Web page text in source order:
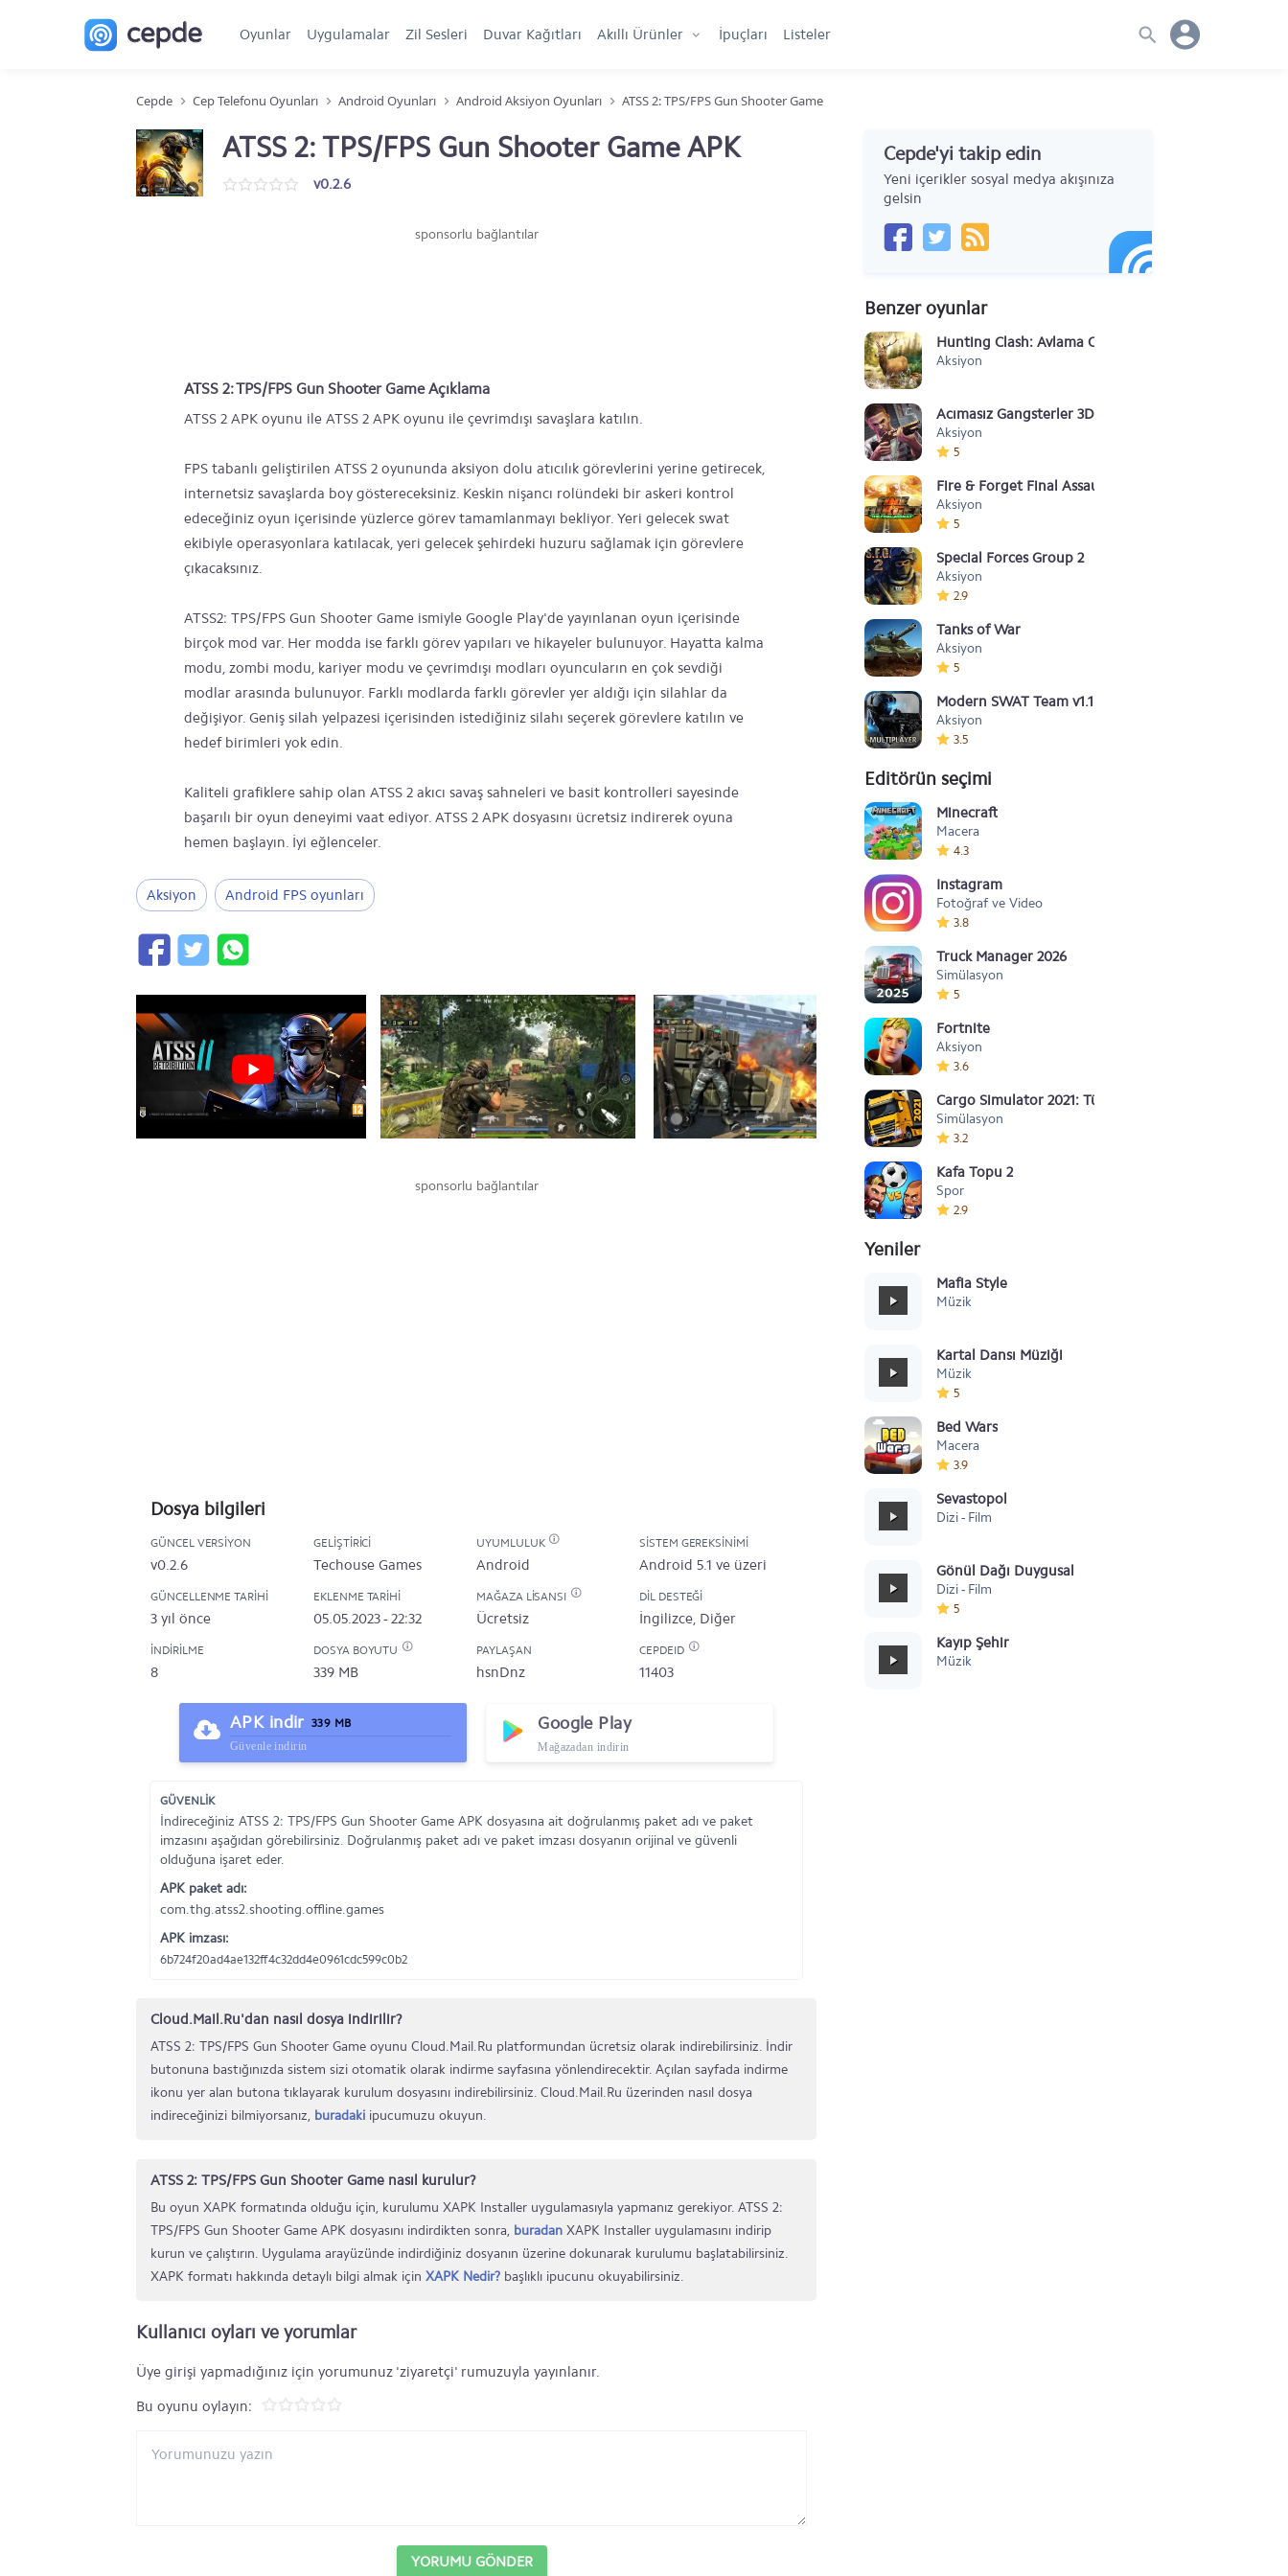
Oyunlar Uygulamalar Zil Sesleri Duvar Kağıtları Akıllı Ürünler İpuçları Listeler
Cepde Cep Telefonu Oyunları Android Oyunları Android Aksiyon Oyunları ATSS 2: TPS/FPS Gun Shooter Game
ATSS 2: TPS/FPS Gun Shooter Game APK
v0.2.6
sponsorlu bağlantılar
ATSS 2: TPS/FPS Gun Shooter Game Açıklama
ATSS 2 APK oyunu ile ATSS 2 APK oyunu ile çevrimdışı savaşlara katılın.
FPS tabanlı geliştirilen ATSS 2 oyununda aksiyon dolu atıcılık görevlerini yerine getirecek,
internetsiz savaşlarda boy göstereceksiniz. Keskin nişancı rolündeki bir askeri kontrol
edeceğiniz oyun içerisinde yüzlerce görev tamamlanmayı bekliyor. Yeri gelecek swat
ekibiyle operasyonlara katılacak, yeri gelecek şehirdeki huzuru sağlamak için görevlere
çıkacaksınız.
ATSS2: TPS/FPS Gun Shooter Game ismiyle Google Play'de yayınlanan oyun içerisinde
birçok mod var. Her modda ise farklı görev yapıları ve hikayeler bulunuyor. Hayatta kalma
modu, zombi modu, kariyer modu ve çevrimdışı modları oyuncuların en çok sevdiği
modlar arasında bulunuyor. Farklı modlarda farklı görevler yer aldığı için silahlar da
değişiyor. Geniş silah yelpazesi içerisinden istediğiniz silahı seçerek görevlere katılın ve
hedef birimleri yok edin.
Kaliteli grafiklere sahip olan ATSS 2 akıcı savaş sahneleri ve basit kontrolleri sayesinde
başarılı bir oyun deneyimi vaat ediyor. ATSS 2 APK dosyasını ücretsiz indirerek oyuna
hemen başlayın. İyi eğlenceler.
Aksiyon Android FPS oyunları
sponsorlu bağlantılar
Dosya bilgileri
GÜNCEL VERSIYON
v0.2.6
GELIŞTIRICI
Techouse Games
UYUMLULUK
Android
SISTEM GEREKSINIMI
Android 5.1 ve üzeri
GÜNCELLENME TARIHI
3 yıl önce
EKLENME TARIHI
05.05.2023 - 22:32
MAĞAZA LISANSI
Ücretsiz
DIL DESTEĞI
İngilizce, Diğer
İNDIRILME
8
DOSYA BOYUTU
339 MB
PAYLAŞAN
hsnDnz
CEPDEID
11403
APK indir 339 MB
Güvenle indirin
Google Play
Mağazadan indirin
GÜVENLİK
İndireceğiniz ATSS 2: TPS/FPS Gun Shooter Game APK dosyasına ait doğrulanmış paket adı ve paket
imzasını aşağıdan görebilirsiniz. Doğrulanmış paket adı ve paket imzası dosyanın orijinal ve güvenli
olduğuna işaret eder.
APK paket adı:
com.thg.atss2.shooting.offline.games
APK imzası:
6b724f20ad4ae132ff4c32dd4e0961cdc599c0b2
Cloud.Mail.Ru'dan nasıl dosya indirilir?
ATSS 2: TPS/FPS Gun Shooter Game oyunu Cloud.Mail.Ru platformundan ücretsiz olarak indirebilirsiniz. İndir
butonuna bastığınızda sistem sizi otomatik olarak indirme sayfasına yönlendirecektir. Açılan sayfada indirme
ikonu yer alan butona tıklayarak kurulum dosyasını indirebilirsiniz. Cloud.Mail.Ru üzerinden nasıl dosya
indireceğinizi bilmiyorsanız, buradaki ipucumuzu okuyun.
ATSS 2: TPS/FPS Gun Shooter Game nasıl kurulur?
Bu oyun XAPK formatında olduğu için, kurulumu XAPK Installer uygulamasıyla yapmanız gerekiyor. ATSS 2:
TPS/FPS Gun Shooter Game APK dosyasını indirdikten sonra, buradan XAPK Installer uygulamasını indirip
kurun ve çalıştırın. Uygulama arayüzünde indirdiğiniz dosyanın üzerine dokunarak kurulumu başlatabilirsiniz.
XAPK formatı hakkında detaylı bilgi almak için XAPK Nedir? başlıklı ipucunu okuyabilirsiniz.
Cepde'yi takip edin
Yeni içerikler sosyal medya akışınıza
gelsin
Benzer oyunlar
Hunting Clash: Avlama Oyunu
Aksiyon
Acımasız Gangsterler 3D
Aksiyon
5
Fire & Forget Final Assault v1.0.1
Aksiyon
5
Special Forces Group 2
Aksiyon
2.9
Tanks of War
Aksiyon
5
Modern SWAT Team v1.1
Aksiyon
3.5
Editörün seçimi
Minecraft
Macera
4.3
Instagram
Fotoğraf ve Video
3.8
Truck Manager 2026
Simülasyon
5
Fortnite
Aksiyon
3.6
Cargo Simulator 2021: Türkiye
Simülasyon
3.2
Kafa Topu 2
Spor
2.9
Yeniler
Mafia Style
Müzik
Kartal Dansı Müziği
Müzik
5
Bed Wars
Macera
3.9
Sevastopol
Dizi - Film
Gönül Dağı Duygusal
Dizi - Film
5
Kayıp Şehir
Müzik
Kullanıcı oyları ve yorumlar
Üye girişi yapmadığınız için yorumunuz 'ziyaretçi' rumuzuyla yayınlanır.
Bu oyunu oylayın:
YORUMU GÖNDER